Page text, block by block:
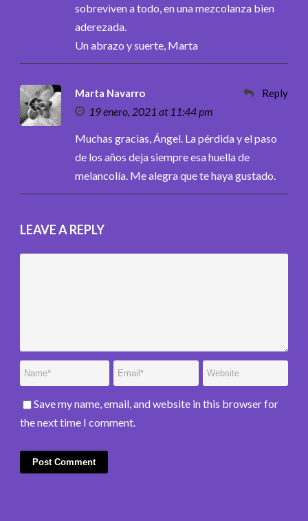
sobreviven a todo, en una mezcolanza bien
aderezada.
Un abrazo y suerte, Marta
Marta Navarro
19 enero, 2021 at 11:44 pm
Reply
Muchas gracias, Ángel. La pérdida y el paso
de los años deja siempre esa huella de
melancolía. Me alegra que te haya gustado.
LEAVE A REPLY
Save my name, email, and website in this browser for
the next time I comment.